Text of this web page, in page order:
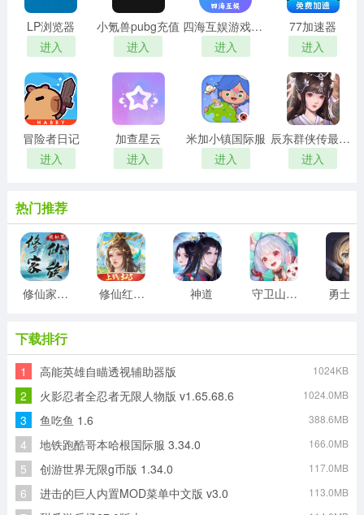
LP浏览器
进入
小氪兽pubg充值
进入
四海互娱游戏平台
进入
77加速器
进入
冒险者日记
进入
加查星云
进入
米加小镇国际服
进入
辰东群侠传最新版
进入
热门推荐
修仙家族模拟器折相思最新版 修仙红包版 神道 守卫山海封神
下载排行
1 高能英雄自瞄透视辅助器版 1024KB
2 火影忍者全忍者无限人物版 v1.65.68.6 1024.0MB
3 鱼吃鱼 1.6 388.6MB
4 地铁跑酷哥本哈根国际服 3.34.0 166.0MB
5 创游世界无限g币版 1.34.0 117.0MB
6 进击的巨人内置MOD菜单中文版 v3.0 113.0MB